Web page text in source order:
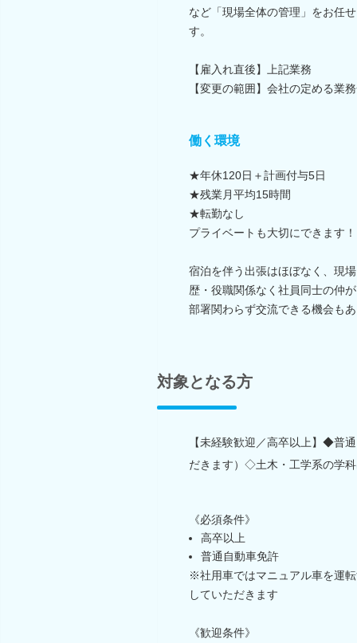
など「現場全体の管理」をお任
す。
【雇入れ直後】上記業務
【変更の範囲】会社の定める業
働く環境
★年休120日＋計画付与5日
★残業月平均15時間
★転勤なし
プライベートも大切にできます！
宿泊を伴う出張はほぼなく、現
歴・役職関係なく社員同士の仲
部署関わらず交流できる機会も
対象となる方
【未経験歓迎／高卒以上】◆普
だきます）◇土木・工学系の学
《必須条件》
高卒以上
普通自動車免許
※社用車ではマニュアル車を運
していただきます
《歓迎条件》